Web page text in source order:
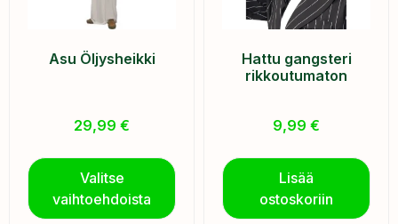
Asu Öljysheikki
29,99 €
Valitse
vaihtoehdoista
Hattu gangsteri
rikkoutumaton
9,99 €
Lisää
ostoskoriin